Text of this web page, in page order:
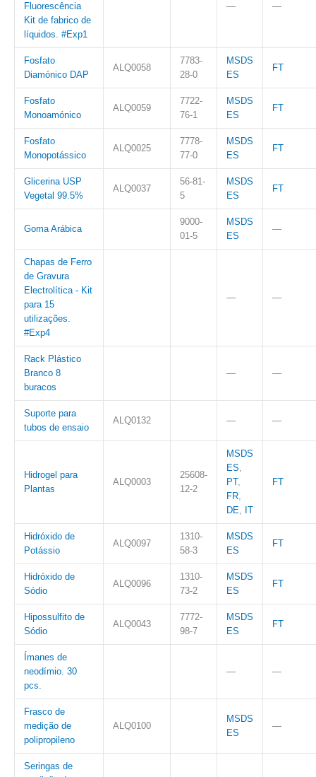
Fluorescência
Kit de fabrico de
líquidos. #Exp1
— —
Fosfato
Diamónico DAP
ALQ0058
7783-
28-0
MSDS
ES
FT
Fosfato
Monoamónico
ALQ0059
7722-
76-1
MSDS
ES
FT
Fosfato
Monopotássico
ALQ0025
7778-
77-0
MSDS
ES
FT
Glicerina USP
Vegetal 99.5%
ALQ0037
56-81-
5
MSDS
ES
FT
Goma Arábica
9000-
01-5
MSDS
ES
—
Chapas de Ferro
de Gravura
Electrolítica - Kit
para 15
utilizações.
#Exp4
— —
Rack Plástico
Branco 8
buracos
— —
Suporte para
tubos de ensaio
ALQ0132 — —
Hidrogel para
Plantas
ALQ0003
25608-
12-2
MSDS
ES,
PT,
FR,
DE, IT
FT
Hidróxido de
Potássio
ALQ0097
1310-
58-3
MSDS
ES
FT
Hidróxido de
Sódio
ALQ0096
1310-
73-2
MSDS
ES
FT
Hipossulfito de
Sódio
ALQ0043
7772-
98-7
MSDS
ES
FT
Ímanes de
neodímio. 30
pcs.
— —
Frasco de
medição de
polipropileno
ALQ0100
MSDS
ES
—
Seringas de